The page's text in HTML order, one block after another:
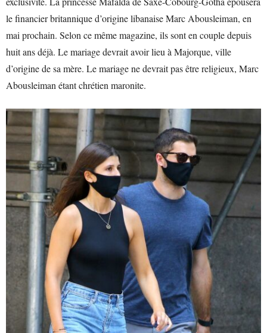
le financier britannique d’origine libanaise Marc Abousleiman, en
mai prochain. Selon ce même magazine, ils sont en couple depuis
huit ans déjà. Le mariage devrait avoir lieu à Majorque, ville
d’origine de sa mère. Le mariage ne devrait pas être religieux, Marc
Abousleiman étant chrétien maronite.